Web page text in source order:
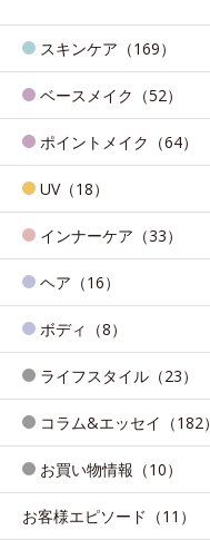
スキンケア（169）
ベースメイク（52）
ポイントメイク（64）
UV（18）
インナーケア（33）
ヘア（16）
ボディ（8）
ライフスタイル（23）
コラム&エッセイ（182）
お買い物情報（10）
お客様エピソード（11）